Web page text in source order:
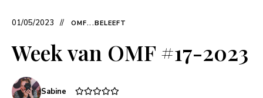
01/05/2023 OMF...BELEEFT
Week van OMF #17-2023
Sabine